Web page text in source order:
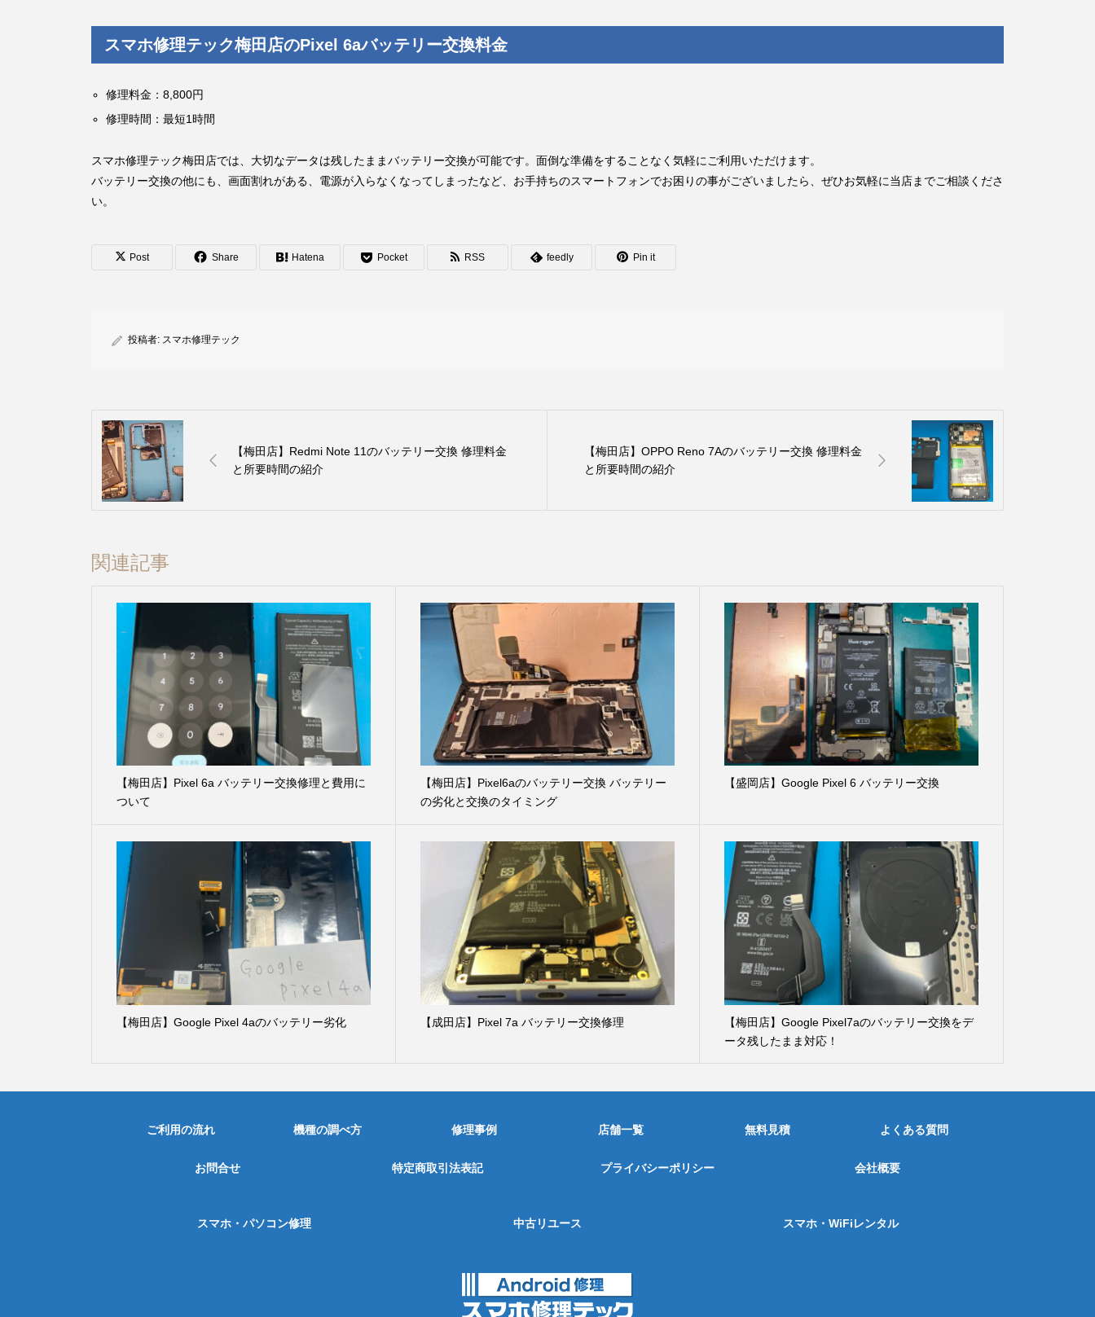
スマホ修理テック梅田店のPixel 6aバッテリー交換料金
修理料金：8,800円
修理時間：最短1時間
スマホ修理テック梅田店では、大切なデータは残したままバッテリー交換が可能です。面倒な準備をすることなく気軽にご利用いただけます。
バッテリー交換の他にも、画面割れがある、電源が入らなくなってしまったなど、お手持ちのスマートフォンでお困りの事がございましたら、ぜひお気軽に当店までご相談くださ
い。
Post Share Hatena Pocket RSS feedly Pin it
投稿者: スマホ修理テック
【梅田店】Redmi Note 11のバッテリー交換 修理料金
と所要時間の紹介
【梅田店】OPPO Reno 7Aのバッテリー交換 修理料金
と所要時間の紹介
関連記事
【梅田店】Pixel 6a バッテリー交換修理と費用に
ついて
【梅田店】Pixel6aのバッテリー交換 バッテリー
の劣化と交換のタイミング
【盛岡店】Google Pixel 6 バッテリー交換
【梅田店】Google Pixel 4aのバッテリー劣化 【成田店】Pixel 7a バッテリー交換修理
【梅田店】Google Pixel7aのバッテリー交換をデ
ータ残したまま対応！
ご利用の流れ 機種の調べ方 修理事例 店舗一覧 無料見積 よくある質問
お問合せ 特定商取引法表記 プライバシーポリシー 会社概要
スマホ・パソコン修理 中古リユース スマホ・WiFiレンタル